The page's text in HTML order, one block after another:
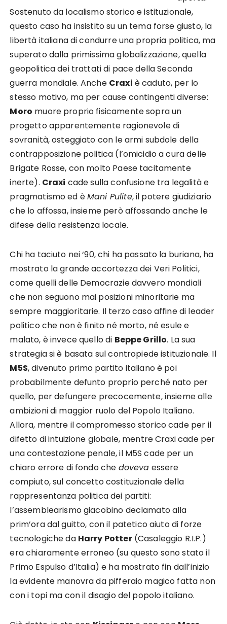
Sostenuto da localismo storico e istituzionale,
questo caso ha insistito su un tema forse giusto, la
libertà italiana di condurre una propria politica, ma
superato dalla primissima globalizzazione, quella
geopolitica dei trattati di pace della Seconda
guerra mondiale. Anche Craxi è caduto, per lo
stesso motivo, ma per cause contingenti diverse:
Moro muore proprio fisicamente sopra un
progetto apparentemente ragionevole di
sovranità, osteggiato con le armi subdole della
contrapposizione politica (l’omicidio a cura delle
Brigate Rosse, con molto Paese tacitamente
inerte). Craxi cade sulla confusione tra legalità e
pragmatismo ed èMani Pulite, il potere giudiziario
che lo affossa, insieme però affossando anche le
difese della resistenza locale.
Chi ha taciuto nei ‘90, chi ha passato la buriana, ha
mostrato la grande accortezza dei Veri Politici,
come quelli delle Democrazie davvero mondiali
che non seguono mai posizioni minoritarie ma
sempre maggioritarie. Il terzo caso affine di leader
politico che non è finito né morto, né esule e
malato, è invece quello di Beppe Grillo. La sua
strategia si è basata sul contropiede istituzionale. Il
M5S, divenuto primo partito italiano è poi
probabilmente defunto proprio perché nato per
quello, per defungere precocemente, insieme alle
ambizioni di maggior ruolo del Popolo Italiano.
Allora, mentre il compromesso storico cade per il
difetto di intuizione globale, mentre Craxi cade per
una contestazione penale, il M5S cade per un
chiaro errore di fondo che doveva essere
compiuto, sul concetto costituzionale della
rappresentanza politica dei partiti:
l’assemblearismo giacobino declamato alla
prim’ora dal guitto, con il patetico aiuto di forze
tecnologiche da Harry Potter(Casaleggio R.I.P.)
era chiaramente erroneo (su questo sono stato il
Primo Espulso d’Italia) e ha mostrato fin dall’inizio
la evidente manovra da pifferaio magico fatta non
con i topi ma con il disagio del popolo italiano.